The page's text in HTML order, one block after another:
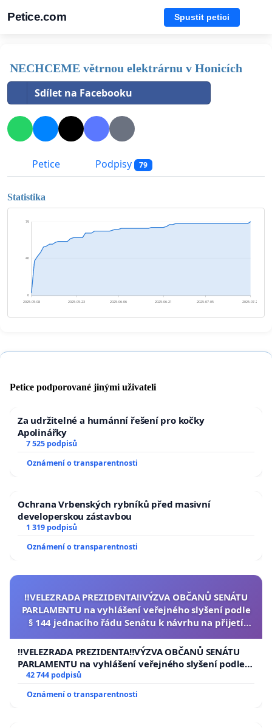
Petice.com Spustit petici
NECHCEME větrnou elektrárnu v Honicích
Sdílet na Facebooku
Petice Podpisy 79
Statistika
0
40
79
2025-05-08 2025-05-23 2025-06-06 2025-06-21 2025-07-05 2025-07-20
Petice podporované jinými uživateli
Za udržitelné a humánní řešení pro kočky
Apolinářky
7 525 podpisů
Oznámení o transparentnosti
Ochrana Vrbenských rybníků před masivní
developerskou zástavbou
1 319 podpisů
Oznámení o transparentnosti
‼️VELEZRADA PREZIDENTA‼️VÝZVA OBČANŮ SENÁTU
PARLAMENTU na vyhlášení veřejného slyšení podle
§ 144 jednacího řádu Senátu k návrhu na přijetí
republiky
‼️VELEZRADA PREZIDENTA‼️VÝZVA OBČANŮ SENÁTU
PARLAMENTU na vyhlášení veřejného slyšení podle §
144 jednacího řádu Senátu k návrhu na přijetí
republiky
42 744 podpisů
Oznámení o transparentnosti